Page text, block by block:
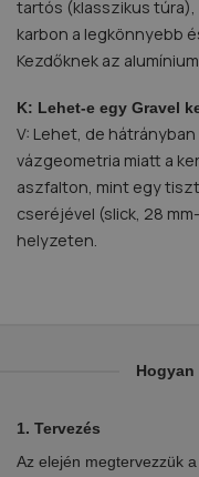
tartós (klasszikus túra),
karbon a legkönnyebb
Kezdőknek az
K: Lehet-e egy Gravel
V: Lehet, de hátrányban
vázgeometria miatt a
aszfalton, mint egy
cseréjével (slick, 28
helyzeten.
Hogyan
1. Tervezés
Az elején megtervezzük